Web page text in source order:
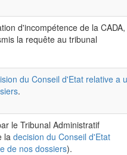
d'incompétence de la CADA,
la requête au tribunal
du Conseil d'Etat relative a
.
le Tribunal Administratif
la decision du Conseil d'Etat
de nos dossiers).